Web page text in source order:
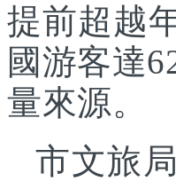
提前超越
國游客達
量來源。
市文旅